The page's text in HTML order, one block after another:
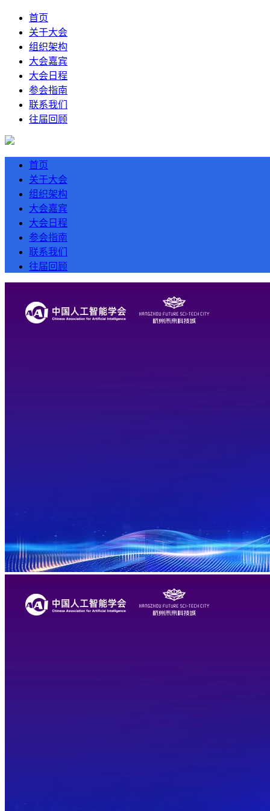
首页
关于大会
组织架构
大会嘉宾
大会日程
参会指南
联系我们
往届回顾
首页
关于大会
组织架构
大会嘉宾
大会日程
参会指南
联系我们
往届回顾